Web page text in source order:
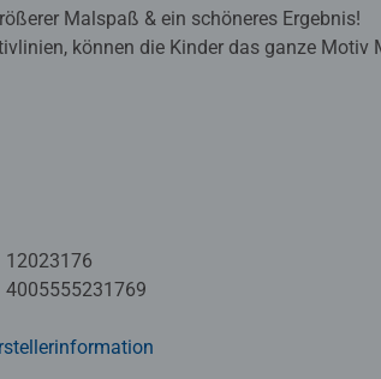
Malspaß & ein schöneres Ergebnis!
können die Kinder das ganze Motiv
in drei Schwierigkeitsstufen
was Künstler zum Malen brauchen und
12023176
4005555231769